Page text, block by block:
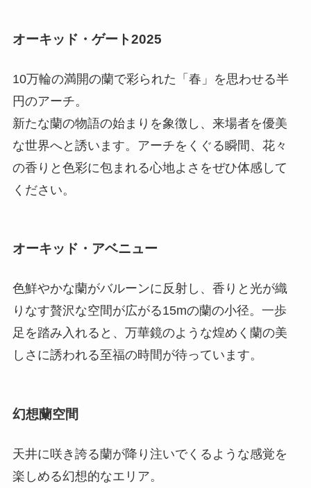
オーキッド・ゲート2025
10万輪の満開の蘭で彩られた「春」を思わせる半
円のアーチ。
新たな蘭の物語の始まりを象徴し、来場者を優美
な世界へと誘います。アーチをくぐる瞬間、花々
の香りと色彩に包まれる心地よさをぜひ体感して
ください。
オーキッド・アベニュー
色鮮やかな蘭がバルーンに反射し、香りと光が織
りなす贅沢な空間が広がる15mの蘭の小径。一歩
足を踏み入れると、万華鏡のような煌めく蘭の美
しさに誘われる至福の時間が待っています。
幻想蘭空間
天井に咲き誇る蘭が降り注いでくるような感覚を
楽しめる幻想的なエリア。